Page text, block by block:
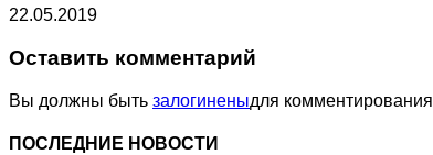
22.05.2019
Оставить комментарий
Вы должны быть залогиненыдля комментирования
ПОСЛЕДНИЕ НОВОСТИ